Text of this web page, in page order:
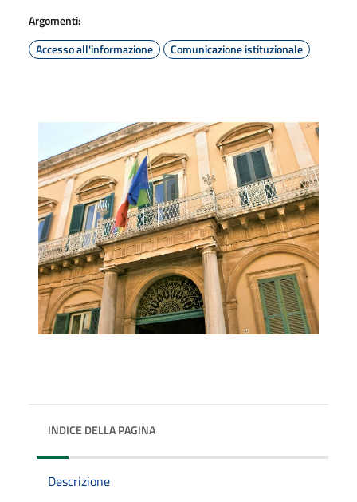
Argomenti:
Accesso all'informazione
Comunicazione istituzionale
INDICE DELLA PAGINA
Descrizione